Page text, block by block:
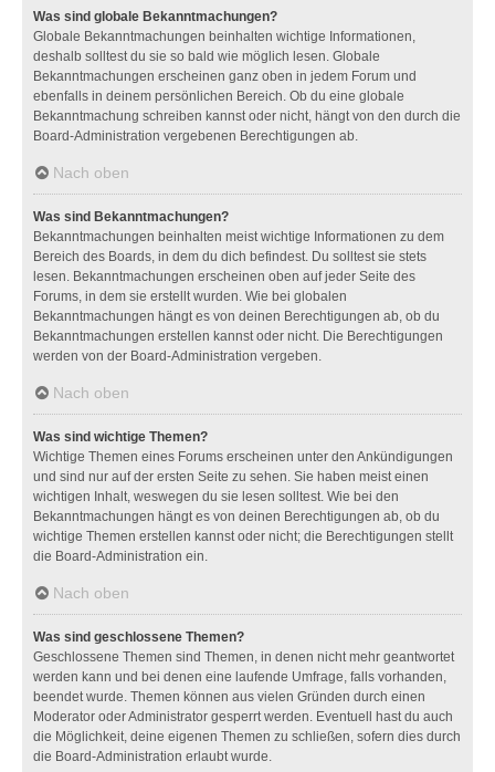
Was sind globale Bekanntmachungen?
Globale Bekanntmachungen beinhalten wichtige Informationen,
deshalb solltest du sie so bald wie möglich lesen. Globale
Bekanntmachungen erscheinen ganz oben in jedem Forum und
ebenfalls in deinem persönlichen Bereich. Ob du eine globale
Bekanntmachung schreiben kannst oder nicht, hängt von den durch die
Board-Administration vergebenen Berechtigungen ab.
Nach oben
Was sind Bekanntmachungen?
Bekanntmachungen beinhalten meist wichtige Informationen zu dem
Bereich des Boards, in dem du dich befindest. Du solltest sie stets
lesen. Bekanntmachungen erscheinen oben auf jeder Seite des
Forums, in dem sie erstellt wurden. Wie bei globalen
Bekanntmachungen hängt es von deinen Berechtigungen ab, ob du
Bekanntmachungen erstellen kannst oder nicht. Die Berechtigungen
werden von der Board-Administration vergeben.
Nach oben
Was sind wichtige Themen?
Wichtige Themen eines Forums erscheinen unter den Ankündigungen
und sind nur auf der ersten Seite zu sehen. Sie haben meist einen
wichtigen Inhalt, weswegen du sie lesen solltest. Wie bei den
Bekanntmachungen hängt es von deinen Berechtigungen ab, ob du
wichtige Themen erstellen kannst oder nicht; die Berechtigungen stellt
die Board-Administration ein.
Nach oben
Was sind geschlossene Themen?
Geschlossene Themen sind Themen, in denen nicht mehr geantwortet
werden kann und bei denen eine laufende Umfrage, falls vorhanden,
beendet wurde. Themen können aus vielen Gründen durch einen
Moderator oder Administrator gesperrt werden. Eventuell hast du auch
die Möglichkeit, deine eigenen Themen zu schließen, sofern dies durch
die Board-Administration erlaubt wurde.